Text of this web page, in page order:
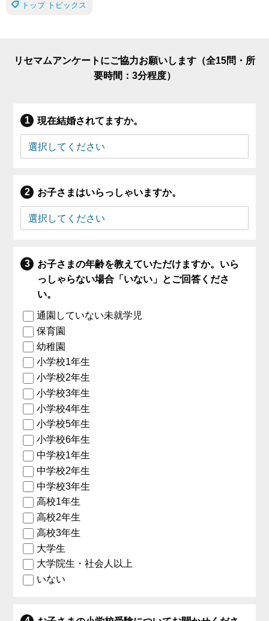
トップ トピックス
リセマムアンケートにご協力お願いします（全15問・所
要時間：3分程度）
現在結婚されてますか。
お子さまはいらっしゃいますか。
お子さまの年齢を教えていただけますか。いら
っしゃらない場合「いない」とご回答くださ
い。
通園していない未就学児
保育園
幼稚園
小学校1年生
小学校2年生
小学校3年生
小学校4年生
小学校5年生
小学校6年生
中学校1年生
中学校2年生
中学校3年生
高校1年生
高校2年生
高校3年生
大学生
大学院生・社会人以上
いない